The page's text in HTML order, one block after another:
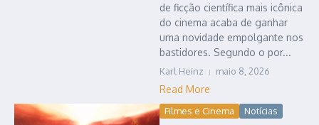
de ficção científica mais icônica
do cinema acaba de ganhar
uma novidade empolgante nos
bastidores. Segundo o por...
Karl Heinz maio 8, 2026
Read More
Filmes e Cinema Notícias